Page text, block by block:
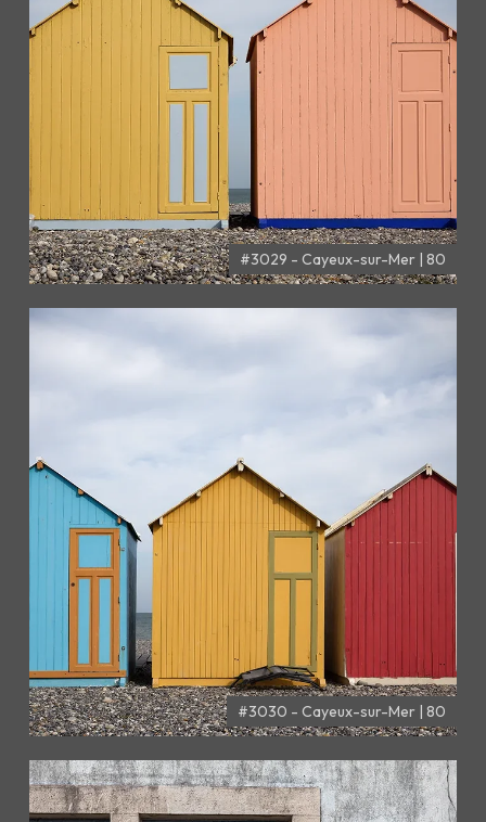
#3029 - Cayeux-sur-Mer | 80
#3030 - Cayeux-sur-Mer | 80